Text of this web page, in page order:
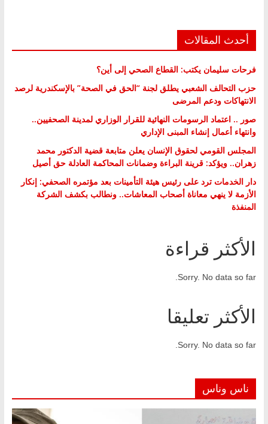
أحدث المقالات
فرحات سليمان يكتب: القطاع الصحي إلى أين؟
حزب التحالف الشعبي يطلق لجنة “الحق في الصحة” بالإسكندرية لرصد
الانتهاكات ودعم المرضى
صور .. اعتماد الرسومات النهائية للقرار الوزاري لمدينة الصحفيين..
وانتهاء أعمال إنشاء المبنى الإداري
المجلس القومي لحقوق الإنسان يعلن متابعة قضية الدكتور محمد
زهران.. ويؤكد: قرينة البراءة وضمانات المحاكمة العادلة حق أصيل
دار الخدمات ترد على رئيس هيئة التأمينات بعد مؤتمره الصحفي: إنكار
الأزمة لا ينهي معاناة أصحاب المعاشات.. ونطالب بكشف الشركة
المنفذة
الأكثر قراءة
Sorry. No data so far.
الأكثر تعليقا
Sorry. No data so far.
ناس وناس